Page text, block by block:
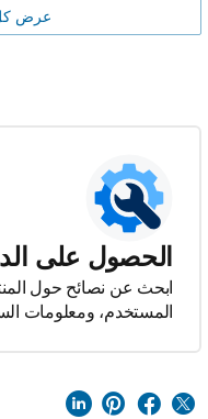
عرض كل
الحصول على
ابحث عن نصائح حول
المستخدم، ومعلومات